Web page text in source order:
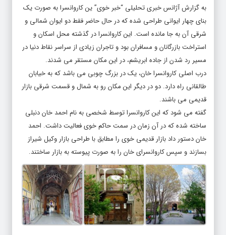
به گزارش آژانس خبری تحلیلی “خبر خوی” ین کاروانسرا به صورت یک
بنای چهار ایوانی طراحی شده که در حال حاضر فقط دو ایوان شمالی و
شرقی آن به جا مانده است. این کاروانسرا در گذشته محل اسکان و
استراخت بازرگانان و مسافران بود و تاجران زیادی از سراسر نقاط دنیا در
مسیر رد شدن از جاده ابریشم، در این مکان مستقر می شدند.
درب اصلی کاروانسرا خان، یک در بزرگ چوبی می باشد که به خیابان
طالقانی راه دارد. دو در دیگر این مکان رو به شمال و قسمت شرقی بازار
قدیمی می باشند.
گفته می شود که این کاروانسرا توسط شخصی به نام احمد خان دنبلی
ساخته شده که در آن زمان در سمت حاکم خوی فعالیت داشت. احمد
خان دستور داد بازار قدیمی خوی را مطابق با طراحی بازار وکیل شیراز
بسازند و سپس کاروانسرای خان را به صورت پیوسته به بازار ساختند.